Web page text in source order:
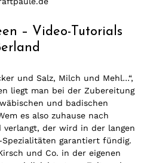
– Video-Tutorials
und Salz, Milch und Mehl…“,
liegt man bei der Zubereitung
und badischen
es also zuhause nach
der wird in der langen
garantiert fündig.
und Co. in der eigenen